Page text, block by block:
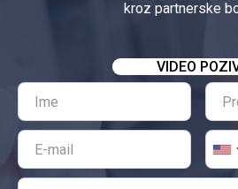
kroz partnerske
VIDEO